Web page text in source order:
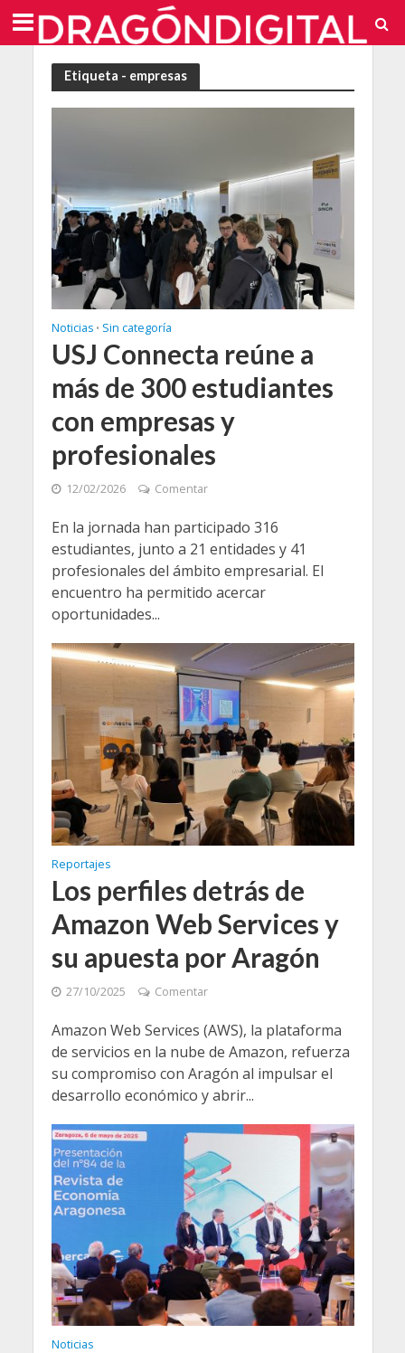
Etiqueta - empresas
Noticias • Sin categoría
USJ Connecta reúne a
más de 300 estudiantes
con empresas y
profesionales
12/02/2026 Comentar
En la jornada han participado 316
estudiantes, junto a 21 entidades y 41
profesionales del ámbito empresarial. El
encuentro ha permitido acercar
oportunidades...
Reportajes
Los perfiles detrás de
Amazon Web Services y
su apuesta por Aragón
27/10/2025 Comentar
Amazon Web Services (AWS), la plataforma
de servicios en la nube de Amazon, refuerza
su compromiso con Aragón al impulsar el
desarrollo económico y abrir...
Noticias